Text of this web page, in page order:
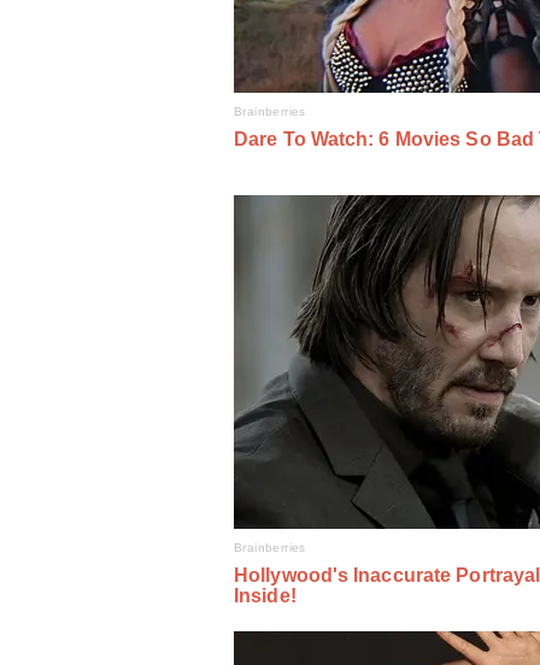
Треба повністю відійти від
системи побудови СРО, –
Борг-review. Розмова з Андрієм